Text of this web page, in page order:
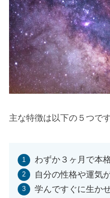
主な特徴は以下の５つです
わずか３ヶ月で本
自分の性格や運気
学んですぐに生か